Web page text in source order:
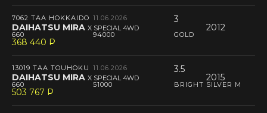
7062 TAA HOKKAIDO 11.06.2026 3
DAIHATSU MIRA X SPECIAL 4WD 2012
660 94000 GOLD
368 440 P
--
13019 TAA TOUHOKU 11.06.2026 3.5
DAIHATSU MIRA X SPECIAL 4WD 2015
660 51000 BRIGHT SILVER M
503 767 P
--